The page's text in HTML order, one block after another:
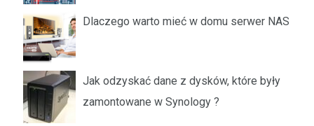
Dlaczego warto mieć w domu serwer NAS
Jak odzyskać dane z dysków, które były
zamontowane w Synology ?